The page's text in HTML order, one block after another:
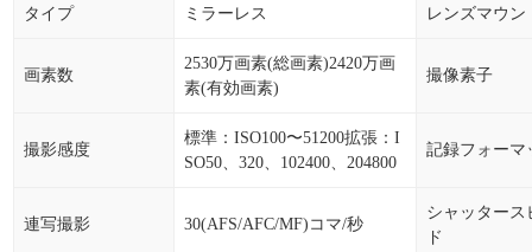
タイプ ミラーレス レンズマウン
画素数
2530万画素(総画素)2420万画
素(有効画素)
撮像素子
撮影感度
標準：ISO100〜51200拡張：I
SO50、320、102400、204800
記録フォーマ
連写撮影 30(AFS/AFC/MF)コマ/秒
シャッタース
ド